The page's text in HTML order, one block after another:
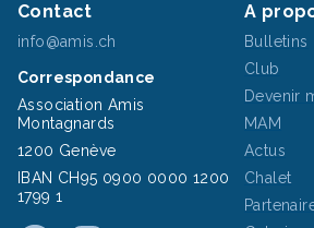
Contact
info@amis.ch
Correspondance
Association Amis
Montagnards
1200 Genève
IBAN CH95 0900 0000 1200
1799 1
A
Bulletins
Club
Devenir
MAM
Actus
Chalet